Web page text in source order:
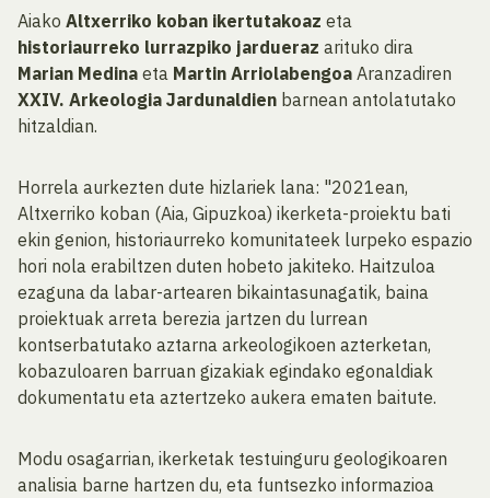
Aiako Altxerriko koban ikertutakoaz eta
historiaurreko lurrazpiko jardueraz arituko dira
Marian Medina eta Martin Arriolabengoa Aranzadiren
XXIV. Arkeologia Jardunaldien barnean antolatutako
hitzaldian.
Horrela aurkezten dute hizlariek lana: "2021ean,
Altxerriko koban (Aia, Gipuzkoa) ikerketa-proiektu bati
ekin genion, historiaurreko komunitateek lurpeko espazio
hori nola erabiltzen duten hobeto jakiteko. Haitzuloa
ezaguna da labar-artearen bikaintasunagatik, baina
proiektuak arreta berezia jartzen du lurrean
kontserbatutako aztarna arkeologikoen azterketan,
kobazuloaren barruan gizakiak egindako egonaldiak
dokumentatu eta aztertzeko aukera ematen baitute.
Modu osagarrian, ikerketak testuinguru geologikoaren
analisia barne hartzen du, eta funtsezko informazioa